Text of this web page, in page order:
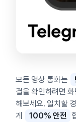
모든 영상 통화는
결을 확인하려면
해보세요. 일치할
게
100% 안전